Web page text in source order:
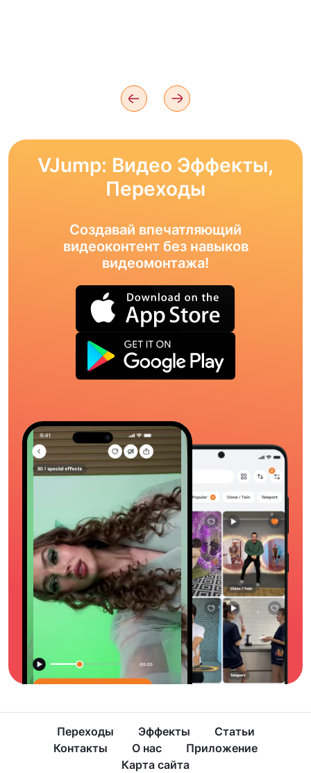
VJump: Видео Эффекты,
Переходы
Создавай впечатляющий
видеоконтент без навыков
видеомонтажа!
Переходы Эффекты
Статьи
Контакты
О нас
Приложение
Карта сайта